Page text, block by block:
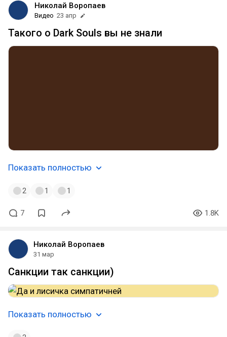
Николай Воропаев
Видео 23 апр
Такого о Dark Souls вы не знали
Показать полностью
2 1 1
7 1.8K
Николай Воропаев
31 мар
Санкции так санкции)
Показать полностью